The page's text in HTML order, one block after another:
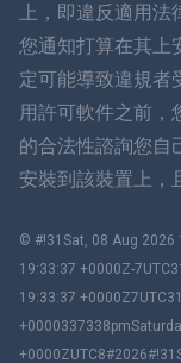
簡体中
丹麥語
हिंदी
עברית
上，即違反適用
您通知打算在其上
定可能導致違規者
用許可軟件之前，
的合法性諮詢您自
安裝到該裝置上，
© #!31Sat, 08 Aug 2026
19:33:37 +0000Z-
19:33:37